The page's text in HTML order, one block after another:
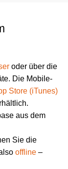
oder über die
Die Mobile-
Store (iTunes)
aus dem
Sie die
offline –